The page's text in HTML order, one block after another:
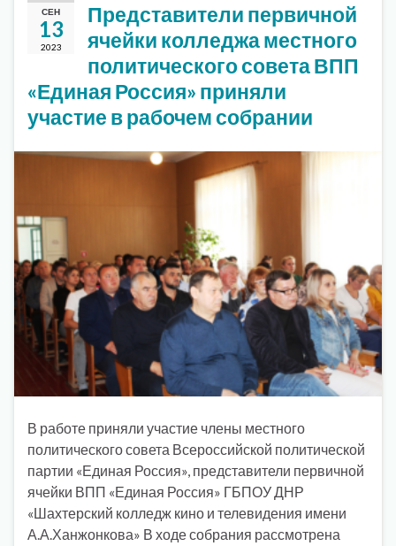
СЕН
13
2023
Представители первичной
ячейки колледжа местного
политического совета ВПП
«Единая Россия» приняли
участие в рабочем собрании
В работе приняли участие члены местного
политического совета Всероссийской политической
партии «Единая Россия», представители первичной
ячейки ВПП «Единая Россия» ГБПОУ ДНР
«Шахтерский колледж кино и телевидения имени
А.А.Ханжонкова» В ходе собрания рассмотрена